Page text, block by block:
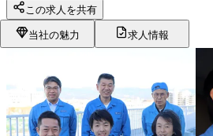
この求人を共有
当社の魅力 求人情報